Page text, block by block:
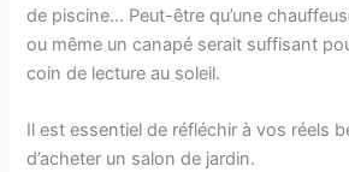
de piscine… Peut-être qu’une
ou même un canapé serait suffisant
coin de lecture au soleil.
Il est essentiel de réfléchir à vos réels
d’acheter un salon de jardin.